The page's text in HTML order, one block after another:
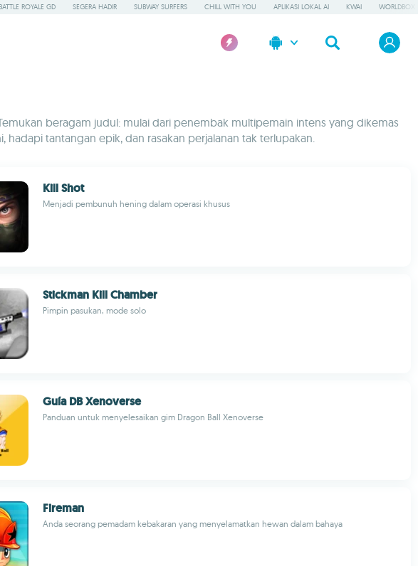
BATTLE ROYALE GD SEGERA HADIR SUBWAY SURFERS CHILL WITH YOU APLIKASI LOKAL AI KWAI WORLDBOX
beragam judul: mulai dari penembak multipemain intens yang dikemas
tantangan epik, dan rasakan perjalanan tak terlupakan.
Kill Shot
Menjadi pembunuh hening dalam operasi khusus
Stickman Kill Chamber
Pimpin pasukan, mode solo
Guía DB Xenoverse
Panduan untuk menyelesaikan gim Dragon Ball Xenoverse
Fireman
Anda seorang pemadam kebakaran yang menyelamatkan hewan dalam bahaya